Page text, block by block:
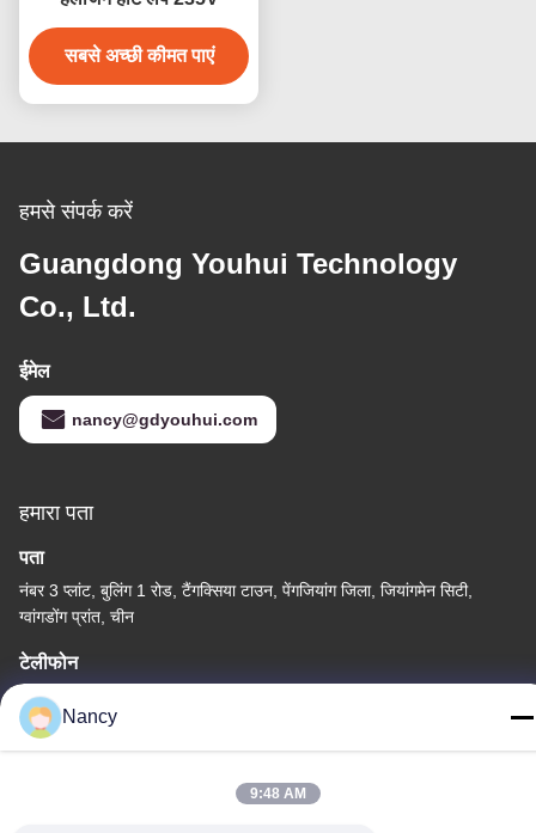
सबसे अच्छी कीमत पाएं
हमसे संपर्क करें
Guangdong Youhui Technology
Co., Ltd.
ईमेल
nancy@gdyouhui.com
हमारा पता
पता
नंबर 3 प्लांट, बुलिंग 1 रोड, टैंगक्सिया टाउन, पेंगजियांग जिला, जियांगमेन सिटी,
ग्वांगडोंग प्रांत, चीन
टेलीफोन
86-0750-3210960
Nancy
9:48 AM